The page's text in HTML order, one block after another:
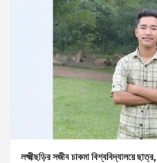
লক্ষ্মীছড়ির সজীব চাকমা বিশ্ববিদ্যালয়ে